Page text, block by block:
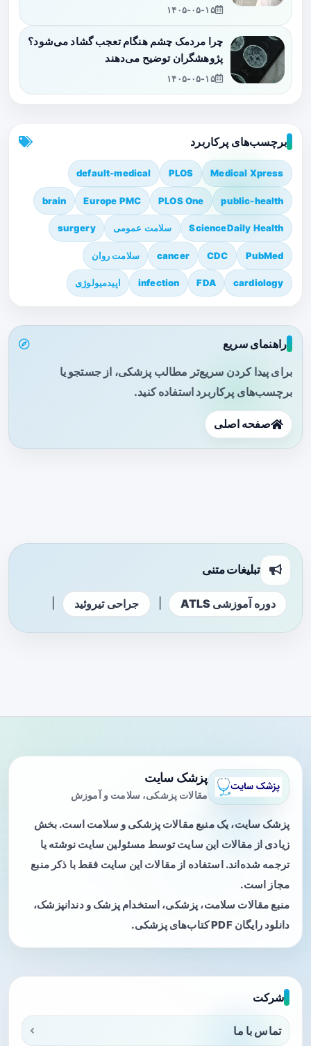
۱۴۰۵-۰۵-۱۵
چرا مردمک چشم هنگام تعجب گشاد می‌شود؟
پژوهشگران توضیح می‌دهند
۱۴۰۵-۰۵-۱۵
برچسب‌های پرکاربرد
Medical Xpress
PLOS
default-medical
public-health
PLOS One
Europe PMC
brain
ScienceDaily Health سلامت عمومی surgery
PubMed
CDC
cancer سلامت روان
cardiology
FDA
infection اپیدمیولوژی
راهنمای سریع
برای پیدا کردن سریع‌تر مطالب پزشکی، از جستجو یا
برچسب‌های پرکاربرد استفاده کنید.
صفحه اصلی
تبلیغات متنی
دوره آموزشی ATLS جراحی تیروئید
پزشک سایت
مقالات پزشکی، سلامت و آموزش
پزشک سایت، یک منبع مقالات پزشکی و سلامت است. بخش
زیادی از مقالات این سایت توسط مسئولین سایت نوشته یا
ترجمه شده‌اند. استفاده از مقالات این سایت فقط با ذکر منبع
مجاز است.
منبع مقالات سلامت، پزشکی، استخدام پزشک و دندانپزشک،
دانلود رایگان PDF کتاب‌های پزشکی.
شرکت
تماس با ما